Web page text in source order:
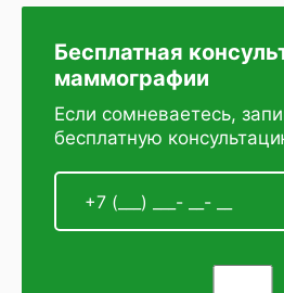
Бесплатная
маммографии
Если сомневаетесь,
бесплатную